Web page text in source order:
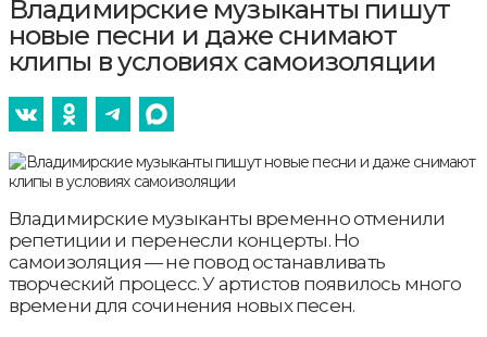
Владимирские музыканты пишут
новые песни и даже снимают
клипы в условиях самоизоляции
Владимирские музыканты временно отменили
репетиции и перенесли концерты. Но
самоизоляция — не повод останавливать
творческий процесс. У артистов появилось много
времени для сочинения новых песен.